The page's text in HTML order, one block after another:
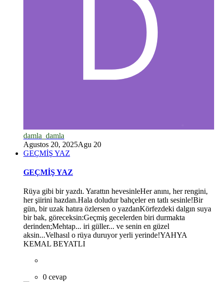
damla_damla
Agustos 20, 2025Agu 20
GEÇMİŞ YAZ
GEÇMİŞ YAZ
Rüya gibi bir yazdı. Yarattın hevesinleHer anını, her rengini,
her şiirini hazdan.Hala doludur bahçeler en tatlı sesinle!Bir
gün, bir uzak hatıra özlersen o yazdanKörfezdeki dalgın suya
bir bak, göreceksin:Geçmiş gecelerden biri durmakta
derinden;Mehtap... iri güller... ve senin en güzel
aksin...Velhasıl o rüya duruyor yerli yerinde!YAHYA
KEMAL BEYATLI
0 cevap